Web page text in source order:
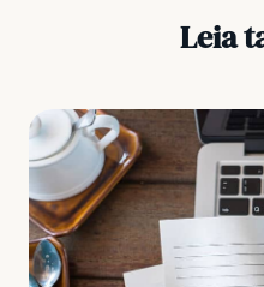
Leia